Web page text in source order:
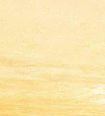
улусе» в